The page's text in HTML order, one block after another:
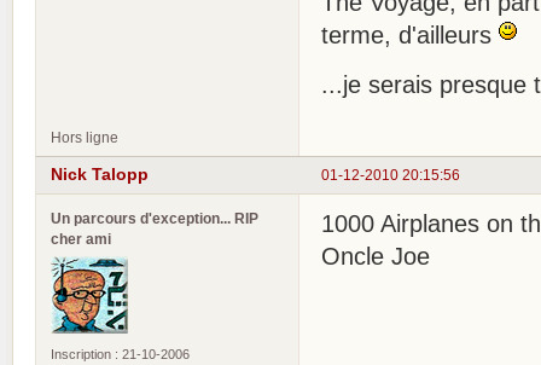
terme, d'ailleurs
...je serais presque
Hors ligne
01-12-2010 20:15:56
Nick Talopp
Un parcours d'exception... RIP
cher ami
Inscription : 21-10-2006
1000 Airplanes on
Oncle Joe